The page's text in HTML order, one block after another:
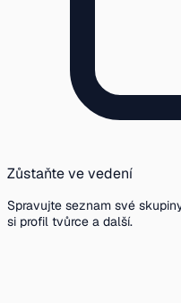
Zůstaňte ve vedení
Spravujte seznam své
si profil tvůrce a další.